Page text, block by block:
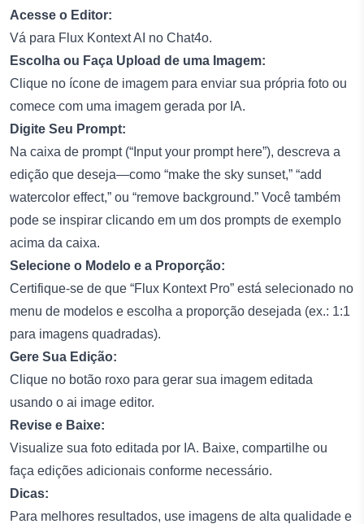
Acesse o Editor:
Vá para Flux Kontext AI no Chat4o.
Escolha ou Faça Upload de uma Imagem:
Clique no ícone de imagem para enviar sua própria foto ou
comece com uma imagem gerada por IA.
Digite Seu Prompt:
Na caixa de prompt (“Input your prompt here”), descreva a
edição que deseja—como “make the sky sunset,” “add
watercolor effect,” ou “remove background.” Você também
pode se inspirar clicando em um dos prompts de exemplo
acima da caixa.
Selecione o Modelo e a Proporção:
Certifique-se de que “Flux Kontext Pro” está selecionado no
menu de modelos e escolha a proporção desejada (ex.: 1:1
para imagens quadradas).
Gere Sua Edição:
Clique no botão roxo para gerar sua imagem editada
usando o ai image editor.
Revise e Baixe:
Visualize sua foto editada por IA. Baixe, compartilhe ou
faça edições adicionais conforme necessário.
Dicas:
Para melhores resultados, use imagens de alta qualidade e